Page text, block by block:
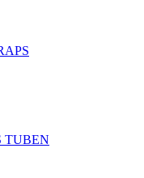
TUBEN